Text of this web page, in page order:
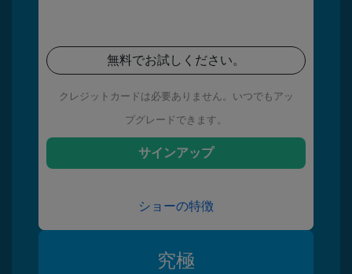
無料でお試しください。
クレジットカードは必要ありません。いつでもアッ
プグレードできます。
サインアップ
ショーの特徴
究極